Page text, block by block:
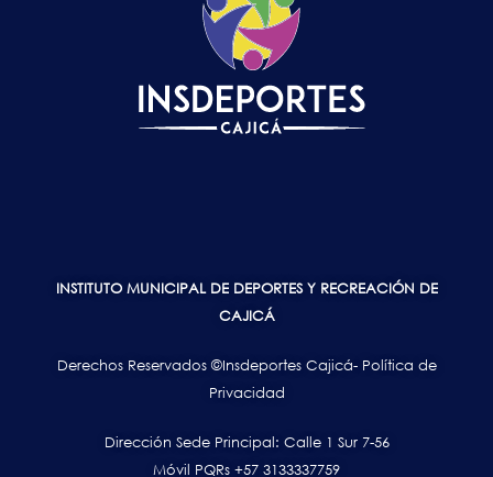
INSTITUTO MUNICIPAL DE DEPORTES Y RECREACIÓN DE
CAJICÁ
Derechos Reservados ©Insdeportes Cajicá- Política de
Privacidad
Dirección Sede Principal: Calle 1 Sur 7-56
Móvil PQRs +57 3133337759